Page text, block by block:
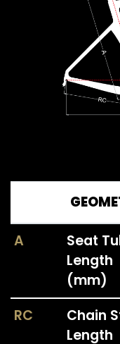
A
Seat
Length
(mm)
RC
Chain
Length